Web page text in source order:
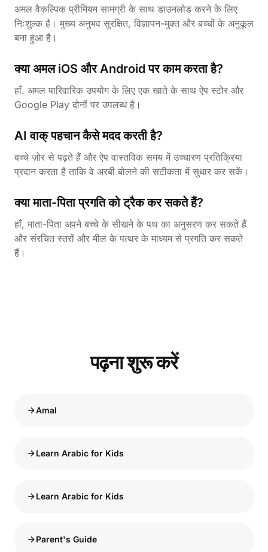
अमल वैकल्पिक प्रीमियम सामग्री के साथ डाउनलोड करने के लिए
निःशुल्क है। मुख्य अनुभव सुरक्षित, विज्ञापन-मुक्त और बच्चों के अनुकूल
बना हुआ है।
क्या अमल iOS और Android पर काम करता है?
हाँ. अमल पारिवारिक उपयोग के लिए एक खाते के साथ ऐप स्टोर और
Google Play दोनों पर उपलब्ध है।
AI वाक् पहचान कैसे मदद करती है?
बच्चे ज़ोर से पढ़ते हैं और ऐप वास्तविक समय में उच्चारण प्रतिक्रिया
प्रदान करता है ताकि वे अरबी बोलने की सटीकता में सुधार कर सकें।
क्या माता-पिता प्रगति को ट्रैक कर सकते हैं?
हाँ, माता-पिता अपने बच्चे के सीखने के पथ का अनुसरण कर सकते हैं
और संरचित स्तरों और मील के पत्थर के माध्यम से प्रगति कर सकते
हैं।
पढ़ना शुरू करें
Amal
Learn Arabic for Kids
Learn Arabic for Kids
Parent's Guide